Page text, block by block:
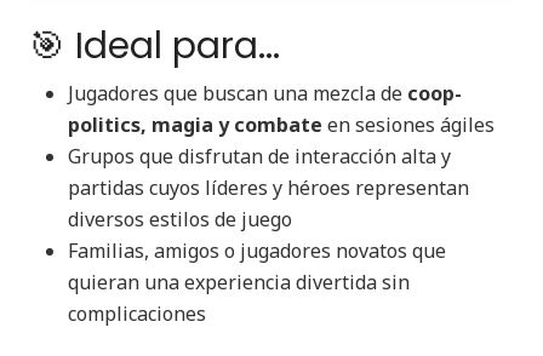
🎯 Ideal para...
Jugadores que buscan una mezcla de coop-
politics, magia y combate en sesiones ágiles
Grupos que disfrutan de interacción alta y
partidas cuyos líderes y héroes representan
diversos estilos de juego
Familias, amigos o jugadores novatos que
quieran una experiencia divertida sin
complicaciones